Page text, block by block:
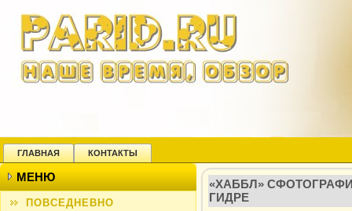
ГЛАВНАЯ КОНТАКТЫ
МЕНЮ
ПОВСЕДНЕВНО
«ХАББЛ»
ГИДРЕ